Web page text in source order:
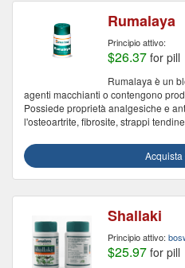
Rumalaya
Principio attivo:
$26.37 for pill
Rumalaya è un
agenti macchianti o contengono
Possiede proprietà analgesiche e
l'osteoartrite, fibrosite, strappi
Acquista
Shallaki
Principio attivo:
$25.97 for pill